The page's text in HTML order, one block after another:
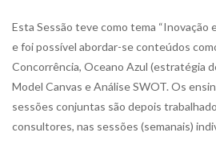
Esta Sessão teve como tema “Inovação
e foi possível abordar-se conteúdos
Concorrência, Oceano Azul (estratégia
Model Canvas e Análise SWOT. Os
sessões conjuntas são depois
consultores, nas sessões (semanais)